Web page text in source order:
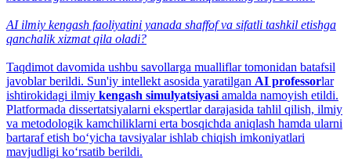
AI ilmiy kengash faoliyatini yanada shaffof va sifatli tashkil etishga
qanchalik xizmat qila oladi?
Taqdimot davomida ushbu savollarga mualliflar tomonidan batafsil
javoblar berildi. Sun'iy intellekt asosida yaratilgan AI professorlar
ishtirokidagi ilmiy kengash simulyatsiyasi amalda namoyish etildi.
Platformada dissertatsiyalarni ekspertlar darajasida tahlil qilish, ilmiy
va metodologik kamchiliklarni erta bosqichda aniqlash hamda ularni
bartaraf etish bo‘yicha tavsiyalar ishlab chiqish imkoniyatlari
mavjudligi ko‘rsatib berildi.